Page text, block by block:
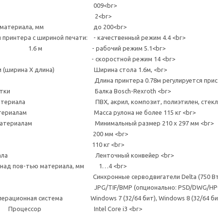
009<br>
УФ-блоков 2<br>
материала, мм до 200<br>
с шириной печати: - качественный режим 4.4 <br>
1.6 м - рабочий режим 5.1<br>
режим 14 <br>
(ширина Х длина) Ширина стола 1.6м, <br>
0.78м регулируется приставными
каретки Балка Bosch-Rexroth <br>
материала ПВХ, акрил, композит, полиэтилен, стекло,
материалам Масса рулона не более 115 кг <br>
материалам Минимальный размер 210 х 297 мм <br>
толщина 200 мм <br>
масса 110 кг <br>
Ленточный конвейер <br>
над пов-тью материала, мм 1…4 <br>
Cинхронные серводвигатели Delta (750 Вт и
BMP (опционально: PSD/DWG/HPG/HGL/
система Windows 7 (32/64 бит), Windows 8 (32/64
Intel Core i3 <br>